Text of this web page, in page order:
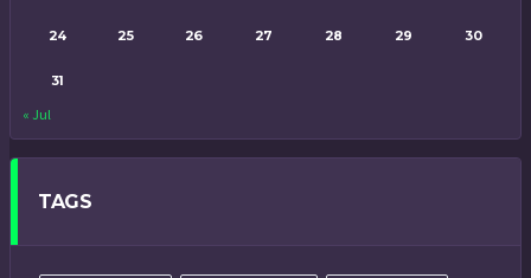
24 25 26 27 28 29 30
31
« Jul
TAGS